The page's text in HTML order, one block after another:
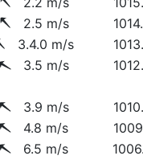
2.5 m/s
3.4.0 m/s
3.5 m/s
3.9 m/s
4.8 m/s
6.5 m/s